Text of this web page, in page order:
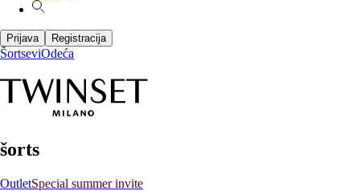
Prijava Registracija
ŠortseviOdeća
šorts
OutletSpecial summer invite